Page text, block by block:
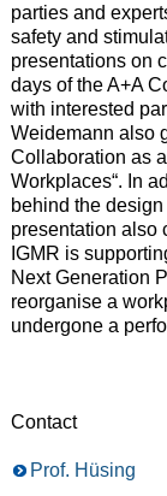
parties and
safety and
presentations on
days of the A+A
with interested
Weidemann also
Collaboration as
Workplaces“. n
behind the
presentation also
IGMR is
Next Generation
reorganise a
undergone a
Contact
Prof. Hüsing